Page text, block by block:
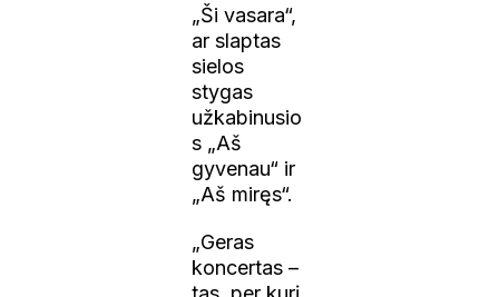
„Ši vasara“,
ar slaptas
sielos
stygas
užkabinusio
s „Aš
gyvenau“ ir
„Aš miręs“.
„Geras
koncertas –